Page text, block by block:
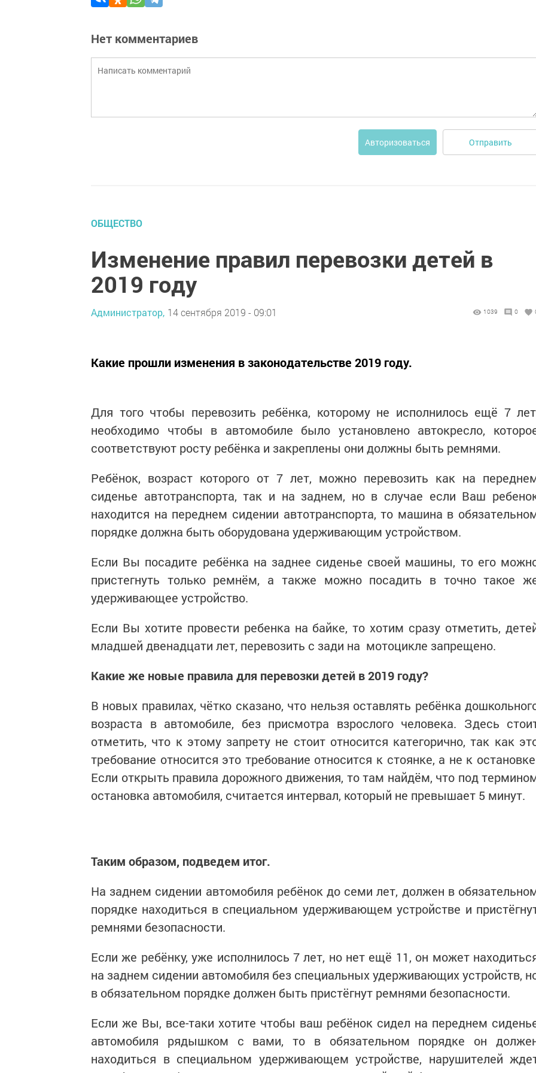
Нет комментариев
Авторизоваться Отправить
ОБЩЕСТВО
Изменение правил перевозки детей в
2019 году
Администратор, 14 сентября 2019 - 09:01 1039 0
Какие прошли изменения в законодательстве 2019 году.
Для того чтобы перевозить ребёнка, которому не исполнилось ещё 7
необходимо чтобы в автомобиле было установлено автокресло,
соответствуют росту ребёнка и закреплены они должны быть ремнями.
Ребёнок, возраст которого от 7 лет, можно перевозить как на
сиденье автотранспорта, так и на заднем, но в случае если Ваш
находится на переднем сидении автотранспорта, то машина в
порядке должна быть оборудована удерживающим устройством.
Если Вы посадите ребёнка на заднее сиденье своей машины, то его
пристегнуть только ремнём, а также можно посадить в точно такое
удерживающее устройство.
Если Вы хотите провести ребенка на байке, то хотим сразу отметить,
младшей двенадцати лет, перевозить с зади на мотоцикле запрещено.
Какие же новые правила для перевозки детей в 2019 году?
В новых правилах, чётко сказано, что нельзя оставлять ребёнка
возраста в автомобиле, без присмотра взрослого человека. Здесь
отметить, что к этому запрету не стоит относится категорично, так как
требование относится это требование относится к стоянке, а не к
Если открыть правила дорожного движения, то там найдём, что под
остановка автомобиля, считается интервал, который не превышает 5 минут.
Таким образом, подведем итог.
На заднем сидении автомобиля ребёнок до семи лет, должен в
порядке находиться в специальном удерживающем устройстве и
ремнями безопасности.
Если же ребёнку, уже исполнилось 7 лет, но нет ещё 11, он может
на заднем сидении автомобиля без специальных удерживающих устройств,
в обязательном порядке должен быть пристёгнут ремнями безопасности.
Если же Вы, все-таки хотите чтобы ваш ребёнок сидел на переднем
автомобиля рядышком с вами, то в обязательном порядке он
находиться в специальном удерживающем устройстве, нарушителей